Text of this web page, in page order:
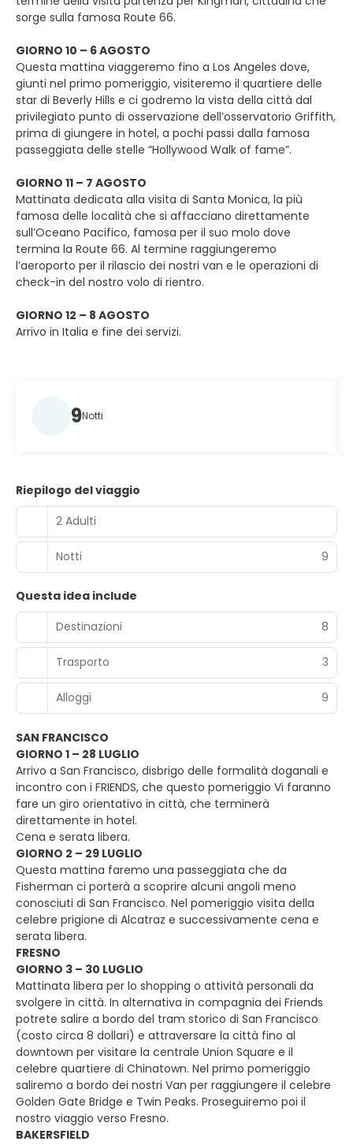
sorge sulla famosa Route 66.
GIORNO 10 – 6 AGOSTO
Questa mattina viaggeremo fino a Los Angeles dove,
giunti nel primo pomeriggio, visiteremo il quartiere delle
star di Beverly Hills e ci godremo la vista della città dal
privilegiato punto di osservazione dell’osservatorio Griffith,
prima di giungere in hotel, a pochi passi dalla famosa
passeggiata delle stelle “Hollywood Walk of fame”.
GIORNO 11 – 7 AGOSTO
Mattinata dedicata alla visita di Santa Monica, la più
famosa delle località che si affacciano direttamente
sull’Oceano Pacifico, famosa per il suo molo dove
termina la Route 66. Al termine raggiungeremo
l’aeroporto per il rilascio dei nostri van e le operazioni di
check-in del nostro volo di rientro.
GIORNO 12 – 8 AGOSTO
Arrivo in Italia e fine dei servizi.
9Notti
Riepilogo del viaggio
2 Adulti
Notti 9
Questa idea include
Destinazioni
8
Trasporto 3
Alloggi 9
SAN FRANCISCO
GIORNO 1 – 28 LUGLIO
Arrivo a San Francisco, disbrigo delle formalità doganali e
incontro con i FRIENDS, che questo pomeriggio Vi faranno
fare un giro orientativo in città, che terminerà
direttamente in hotel.
Cena e serata libera.
GIORNO 2 – 29 LUGLIO
Questa mattina faremo una passeggiata che da
Fisherman ci porterà a scoprire alcuni angoli meno
conosciuti di San Francisco. Nel pomeriggio visita della
celebre prigione di Alcatraz e successivamente cena e
serata libera.
FRESNO
GIORNO 3 – 30 LUGLIO
Mattinata libera per lo shopping o attività personali da
svolgere in città. In alternativa in compagnia dei Friends
potrete salire a bordo del tram storico di San Francisco
(costo circa 8 dollari) e attraversare la città fino al
downtown per visitare la centrale Union Square e il
celebre quartiere di Chinatown. Nel primo pomeriggio
saliremo a bordo dei nostri Van per raggiungere il celebre
Golden Gate Bridge e Twin Peaks. Proseguiremo poi il
nostro viaggio verso Fresno.
BAKERSFIELD